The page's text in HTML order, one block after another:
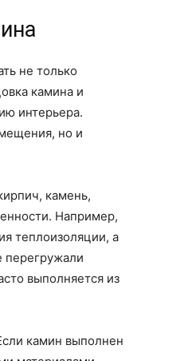
не только
камина и
интерьера.
но и
камень,
Например,
теплоизоляции, а
перегружали
выполняется из
камин выполнен